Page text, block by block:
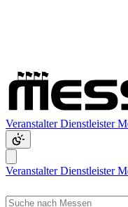
VeranstalterDienstleister
VeranstalterDienstleister